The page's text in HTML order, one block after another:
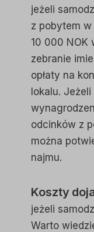
jeżeli
z pobytem
10 000 NOK
zebranie
opłaty na
lokalu.
odcinków z
można
najmu.
Koszty
jeżeli
Warto